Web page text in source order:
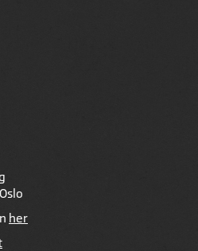
her